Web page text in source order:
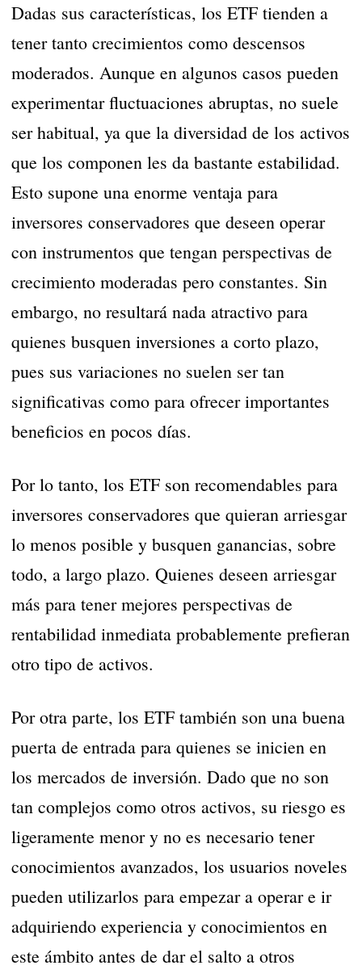
Dadas sus características, los ETF tienden a
tener tanto crecimientos como descensos
moderados. Aunque en algunos casos pueden
experimentar fluctuaciones abruptas, no suele
ser habitual, ya que la diversidad de los activos
que los componen les da bastante estabilidad.
Esto supone una enorme ventaja para
inversores conservadores que deseen operar
con instrumentos que tengan perspectivas de
crecimiento moderadas pero constantes. Sin
embargo, no resultará nada atractivo para
quienes busquen inversiones a corto plazo,
pues sus variaciones no suelen ser tan
significativas como para ofrecer importantes
beneficios en pocos días.
Por lo tanto, los ETF son recomendables para
inversores conservadores que quieran arriesgar
lo menos posible y busquen ganancias, sobre
todo, a largo plazo. Quienes deseen arriesgar
más para tener mejores perspectivas de
rentabilidad inmediata probablemente prefieran
otro tipo de activos.
Por otra parte, los ETF también son una buena
puerta de entrada para quienes se inicien en
los mercados de inversión. Dado que no son
tan complejos como otros activos, su riesgo es
ligeramente menor y no es necesario tener
conocimientos avanzados, los usuarios noveles
pueden utilizarlos para empezar a operar e ir
adquiriendo experiencia y conocimientos en
este ámbito antes de dar el salto a otros